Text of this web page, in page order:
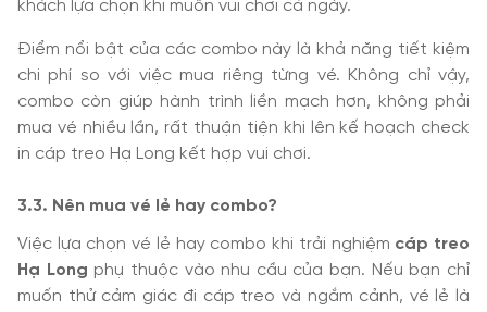
khách lựa chọn khi muốn vui chơi cả ngày.
Điểm nổi bật của các combo này là khả năng tiết kiệm
chi phí so với việc mua riêng từng vé. Không chỉ vậy,
combo còn giúp hành trình liền mạch hơn, không phải
mua vé nhiều lần, rất thuận tiện khi lên kế hoạch check
in cáp treo Hạ Long kết hợp vui chơi.
3.3. Nên mua vé lẻ hay combo?
Việc lựa chọn vé lẻ hay combo khi trải nghiệm cáp treo
Hạ Long phụ thuộc vào nhu cầu của bạn. Nếu bạn chỉ
muốn thử cảm giác đi cáp treo và ngắm cảnh, vé lẻ là